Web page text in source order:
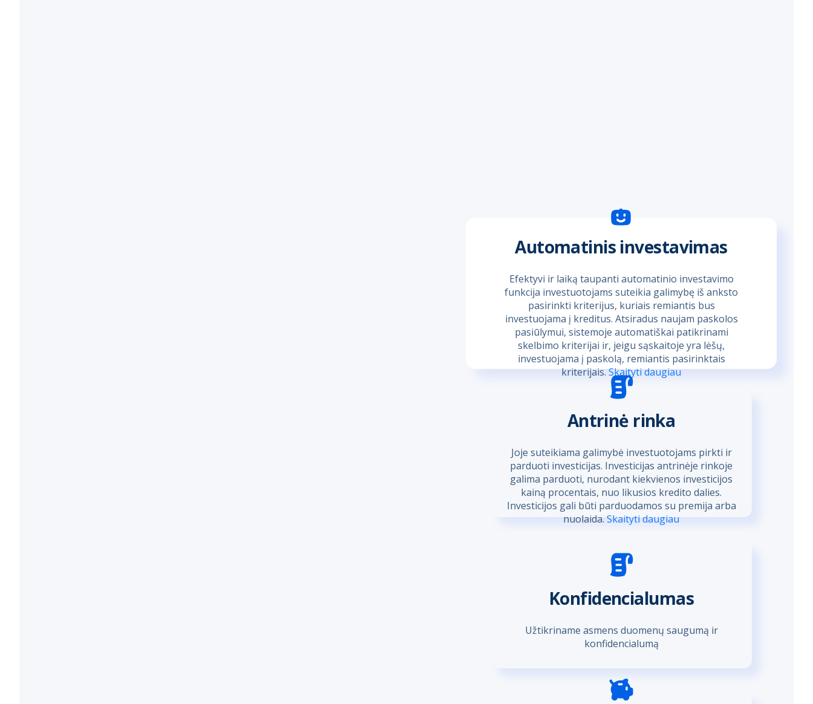
Automatinis investavimas
Efektyvi ir laiką taupanti automatinio investavimo
funkcija investuotojams suteikia galimybę iš anksto
pasirinkti kriterijus, kuriais remiantis bus
investuojama į kreditus. Atsiradus naujam paskolos
pasiūlymui, sistemoje automatiškai patikrinami
skelbimo kriterijai ir, jeigu sąskaitoje yra lėšų,
investuojama į paskolą, remiantis pasirinktais
kriterijais.Skaityti daugiau
Antrinė rinka
Joje suteikiama galimybė investuotojams pirkti ir
parduoti investicijas. Investicijas antrinėje rinkoje
galima parduoti, nurodant kiekvienos investicijos
kainą procentais, nuo likusios kredito dalies.
Investicijos gali būti parduodamos su premija arba
nuolaida. Skaityti daugiau
Konfidencialumas
Užtikriname asmens duomenų saugumą ir
konfidencialumą